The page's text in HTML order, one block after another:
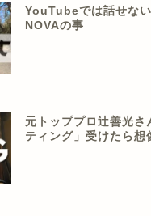
YouTubeでは話せな
NOVAの事
元トッププロ辻善光さ
ティング」受けたら想